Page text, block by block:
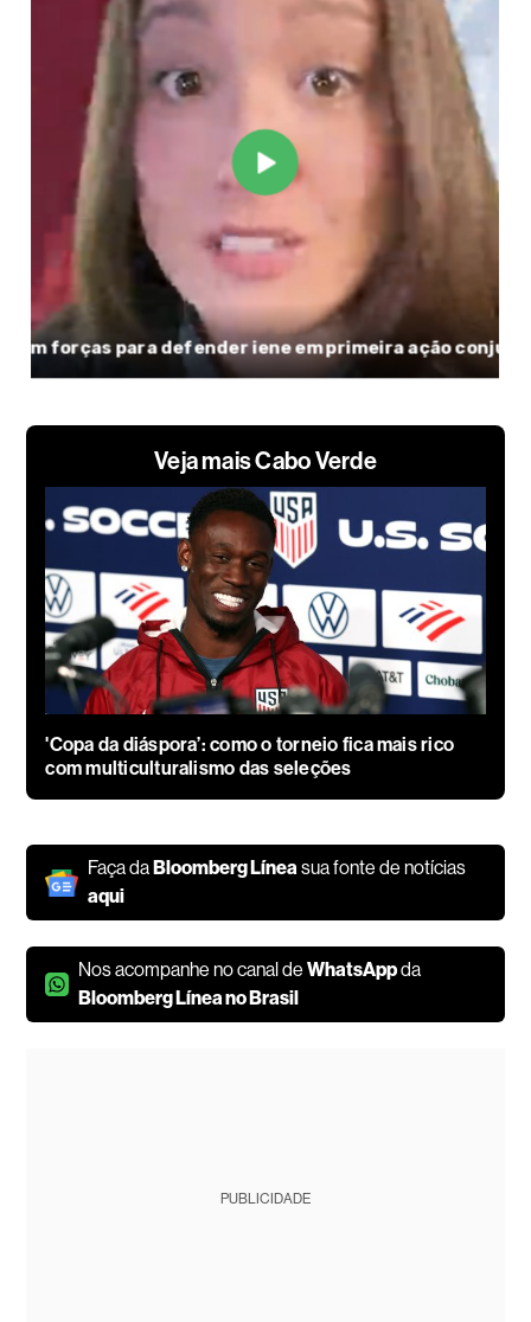
Veja mais Cabo Verde
'Copa da diáspora’: como o torneio fica mais rico
com multiculturalismo das seleções
Faça da Bloomberg Líneasua fonte de notícias
aqui
Nos acompanhe no canal deWhatsAppda
Bloomberg Línea no Brasil
PUBLICIDADE